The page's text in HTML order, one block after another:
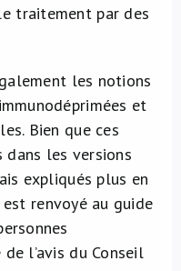
traitement par des
les notions
et
Bien que ces
les versions
expliqués plus en
renvoyé au guide
l’avis du Conseil